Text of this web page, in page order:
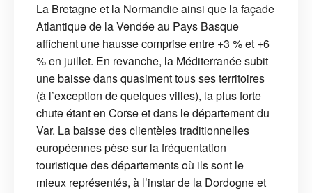
La Bretagne et la Normandie ainsi que la façade
Atlantique de la Vendée au Pays Basque
affichent une hausse comprise entre +3 % et +6
% en juillet. En revanche, la Méditerranée subit
une baisse dans quasiment tous ses territoires
(à l’exception de quelques villes), la plus forte
chute étant en Corse et dans le département du
Var. La baisse des clientèles traditionnelles
européennes pèse sur la fréquentation
touristique des départements où ils sont le
mieux représentés, à l’instar de la Dordogne et